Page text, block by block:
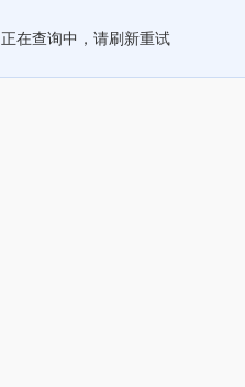
正在查询中，请刷新重试